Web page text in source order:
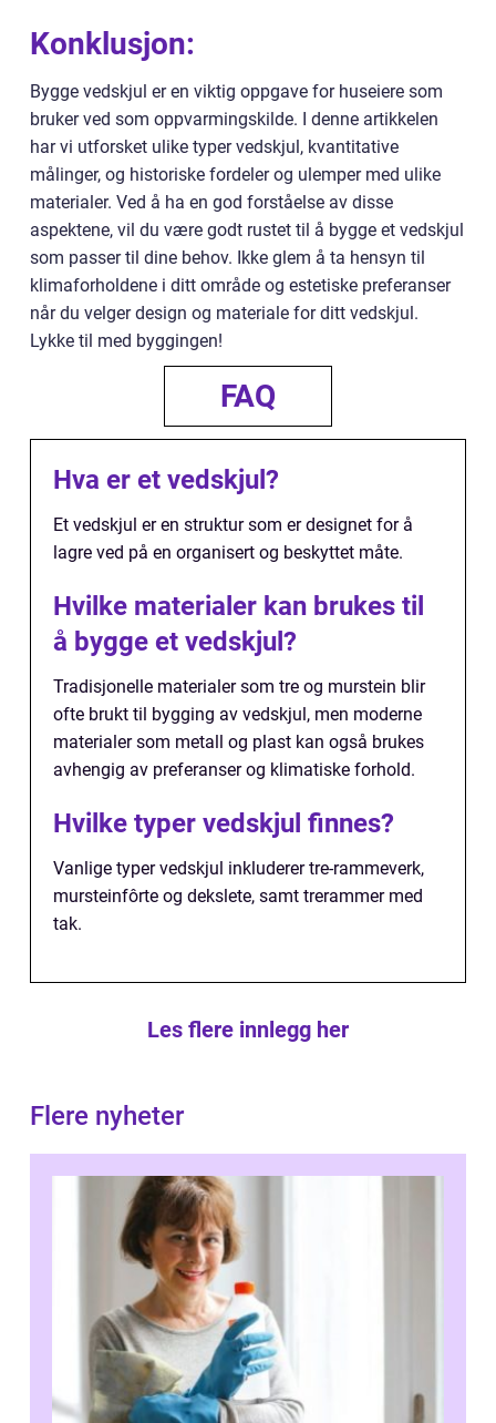
Konklusjon:
Bygge vedskjul er en viktig oppgave for huseiere som
bruker ved som oppvarmingskilde. I denne artikkelen
har vi utforsket ulike typer vedskjul, kvantitative
målinger, og historiske fordeler og ulemper med ulike
materialer. Ved å ha en god forståelse av disse
aspektene, vil du være godt rustet til å bygge et vedskjul
som passer til dine behov. Ikke glem å ta hensyn til
klimaforholdene i ditt område og estetiske preferanser
når du velger design og materiale for ditt vedskjul.
Lykke til med byggingen!
FAQ
Hva er et vedskjul?
Et vedskjul er en struktur som er designet for å
lagre ved på en organisert og beskyttet måte.
Hvilke materialer kan brukes til
å bygge et vedskjul?
Tradisjonelle materialer som tre og murstein blir
ofte brukt til bygging av vedskjul, men moderne
materialer som metall og plast kan også brukes
avhengig av preferanser og klimatiske forhold.
Hvilke typer vedskjul finnes?
Vanlige typer vedskjul inkluderer tre-rammeverk,
mursteinfôrte og dekslete, samt trerammer med
tak.
Les flere innlegg her
Flere nyheter